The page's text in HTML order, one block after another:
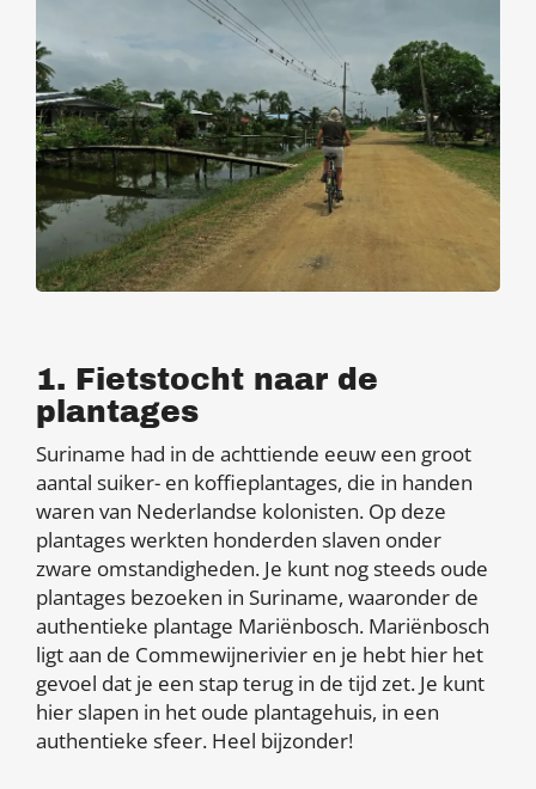
1. Fietstocht naar de
plantages
Suriname had in de achttiende eeuw een groot
aantal suiker- en koffieplantages, die in handen
waren van Nederlandse kolonisten. Op deze
plantages werkten honderden slaven onder
zware omstandigheden. Je kunt nog steeds oude
plantages bezoeken in Suriname, waaronder de
authentieke plantage Mariënbosch. Mariënbosch
ligt aan de Commewijnerivier en je hebt hier het
gevoel dat je een stap terug in de tijd zet. Je kunt
hier slapen in het oude plantagehuis, in een
authentieke sfeer. Heel bijzonder!